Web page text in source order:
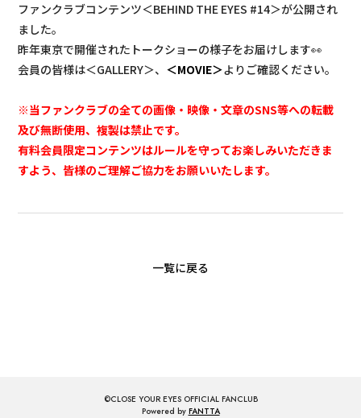
ファンクラブコンテンツ＜BEHIND THE EYES #14＞が公開され
ました。
昨年東京で開催されたトークショーの様子をお届けします👀
会員の皆様は＜GALLERY＞、 ＜MOVIE＞よりご確認ください。
※当ファンクラブの全ての画像・映像・文章のSNS等への転載
及び無断使用、複製は禁止です。
有料会員限定コンテンツはルールを守ってお楽しみいただきま
すよう、皆様のご理解ご協力をお願いいたします。
一覧に戻る
©CLOSE YOUR EYES OFFICIAL FANCLUB
Powered by FANTTA